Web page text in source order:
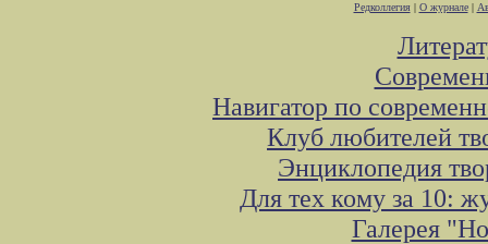
Редколлегия| О журнале|
Навигатор по
Клуб любителей
Энциклопедия
Для тех кому за 10:
Галерея